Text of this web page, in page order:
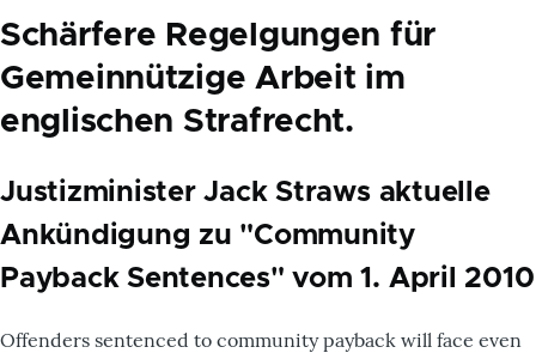
Schärfere Regelgungen für
Gemeinnützige Arbeit im
englischen Strafrecht.
Justizminister Jack Straws aktuelle
Ankündigung zu "Community
Payback Sentences" vom 1. April 2010
Offenders sentenced to community payback will face even